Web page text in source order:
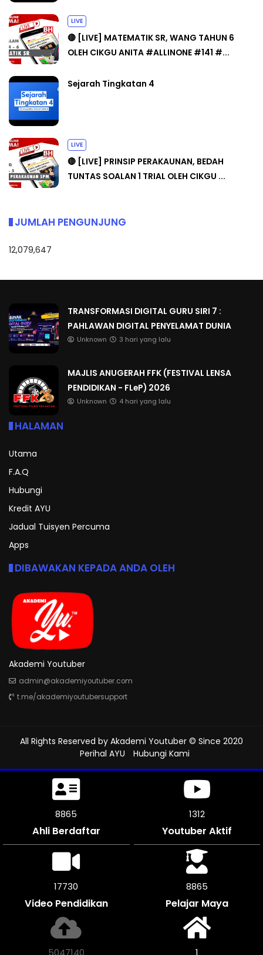
LIVE
🔴 [LIVE] MATEMATIK SR, WANG TAHUN 6
OLEH CIKGU ANITA #ALLINONE #141 #...
Sejarah Tingkatan 4
LIVE
🔴 [LIVE] PRINSIP PERAKAUNAN, BEDAH
TUNTAS SOALAN 1 TRIAL OLEH CIKGU ...
JUMLAH PENGUNJUNG
12,079,647
TRANSFORMASI DIGITAL GURU SIRI 7 :
PAHLAWAN DIGITAL PENYELAMAT DUNIA
Unknown 3 hari yang lalu
MAJLIS ANUGERAH FFK (FESTIVAL LENSA
PENDIDIKAN - FLeP) 2026
Unknown 4 hari yang lalu
HALAMAN
Utama
F.A.Q
Hubungi
Kredit AYU
Jadual Tuisyen Percuma
Apps
DIBAWAKAN KEPADA ANDA OLEH
Akademi Youtuber
admin@akademiyoutuber.com
t.me/akademiyoutubersupport
All Rights Reserved by Akademi Youtuber © Since 2020
Perihal AYU
Hubungi Kami
9207
Ahli Berdaftar
1312
Youtuber Aktif
18414
Video Pendidikan
9207
Pelajar Maya
5240144 1